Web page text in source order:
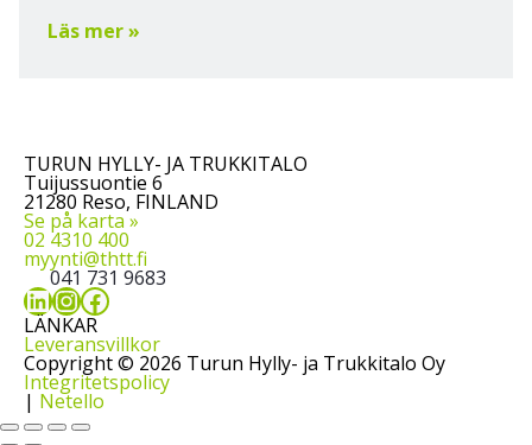
Läs mer »
TURUN HYLLY- JA TRUKKITALO
Tuijussuontie 6
21280 Reso, FINLAND
Se på karta »
02 4310 400
myynti@thtt.fi
041 731 9683
LinkedIn
Instagram
Facebook
LÄNKAR
Leveransvillkor
Copyright © 2026 Turun Hylly- ja Trukkitalo Oy
Integritetspolicy
| Netello